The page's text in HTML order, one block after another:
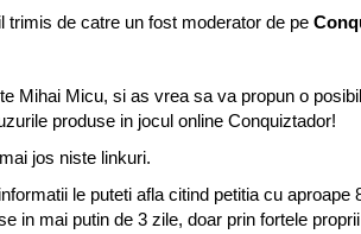
trimis de catre un fost moderator de pe
Mihai Micu, si as vrea sa va propun o
produse in jocul online Conquiztador!
jos niste linkuri.
le puteti afla citind petitia cu aproape
in mai putin de 3 zile, doar prin fortele